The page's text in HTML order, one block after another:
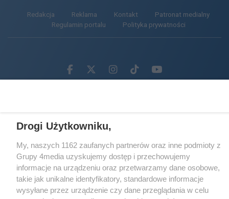
Redakcja Reklama Kontakt
Patronat medialny
Regulamin portalu
Polityka prywatności
Facebook.com
X.comInstagram.com
Tiktok.comYoutube.com
Drogi Użytkowniku,
My, naszych 1162 zaufanych partnerów oraz inne podmioty z
Grupy 4media uzyskujemy dostęp i przechowujemy
informacje na urządzeniu oraz przetwarzamy dane osobowe,
takie jak unikalne identyfikatory, standardowe informacje
wysyłane przez urządzenie czy dane przeglądania w celu